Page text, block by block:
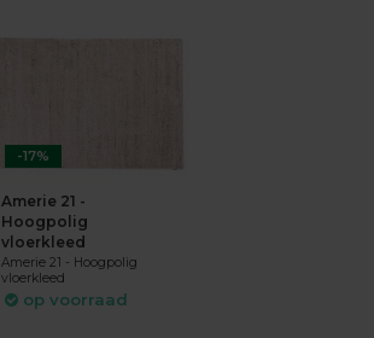
-17%
Amerie 21 -
Hoogpolig
vloerkleed
Amerie 21 - Hoogpolig
vloerkleed
op voorraad